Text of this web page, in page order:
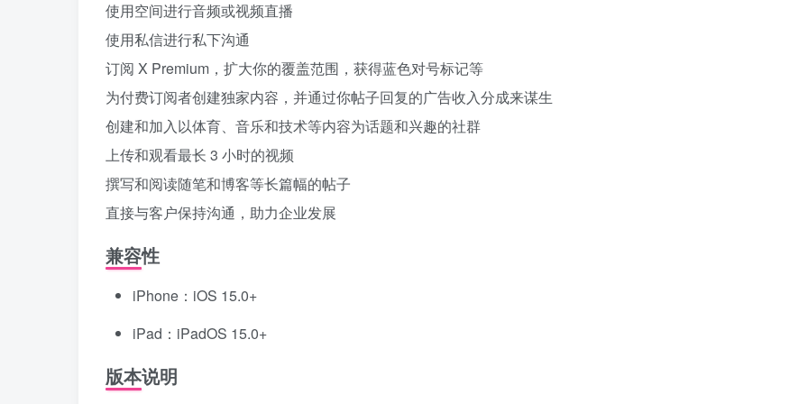
使用空间进行音频或视频直播
使用私信进行私下沟通
订阅 X Premium，扩大你的覆盖范围，获得蓝色对号标记等
为付费订阅者创建独家内容，并通过你帖子回复的广告收入分成来谋生
创建和加入以体育、音乐和技术等内容为话题和兴趣的社群
上传和观看最长 3 小时的视频
撰写和阅读随笔和博客等长篇幅的帖子
直接与客户保持沟通，助力企业发展
兼容性
iPhone：iOS 15.0+
iPad：iPadOS 15.0+
版本说明